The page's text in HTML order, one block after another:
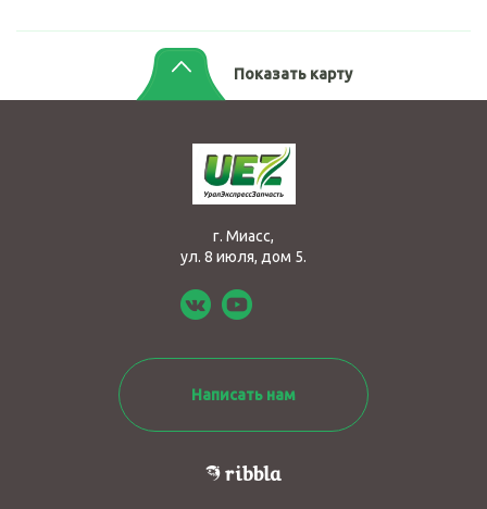
Показать карту
г. Миасс,
ул. 8 июля, дом 5.
Написать нам